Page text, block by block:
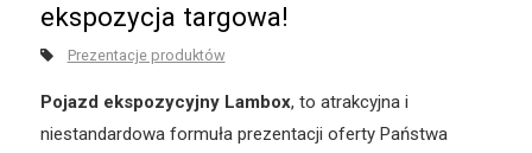
ekspozycja targowa!
Prezentacje produktów
Pojazd ekspozycyjny Lambox, to atrakcyjna i
niestandardowa formuła prezentacji oferty Państwa